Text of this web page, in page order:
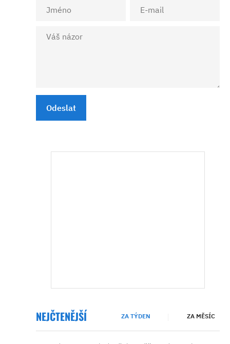
Odeslat
NEJČTENĚJŠÍ ZA TÝDEN ZA MĚSÍC